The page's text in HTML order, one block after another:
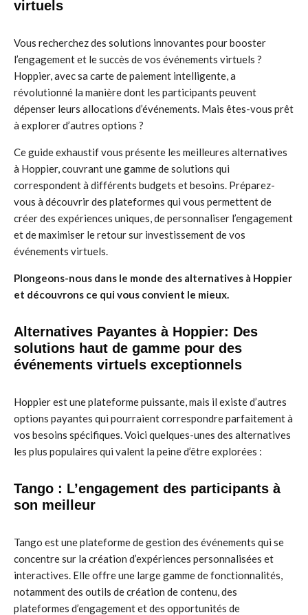
virtuels
Vous recherchez des solutions innovantes pour booster
l’engagement et le succès de vos événements virtuels ?
Hoppier, avec sa carte de paiement intelligente, a
révolutionné la manière dont les participants peuvent
dépenser leurs allocations d’événements. Mais êtes-vous prêt
à explorer d’autres options ?
Ce guide exhaustif vous présente les meilleures alternatives
à Hoppier, couvrant une gamme de solutions qui
correspondent à différents budgets et besoins. Préparez-
vous à découvrir des plateformes qui vous permettent de
créer des expériences uniques, de personnaliser l’engagement
et de maximiser le retour sur investissement de vos
événements virtuels.
Plongeons-nous dans le monde des alternatives à Hoppier
et découvrons ce qui vous convient le mieux.
Alternatives Payantes à Hoppier: Des
solutions haut de gamme pour des
événements virtuels exceptionnels
Hoppier est une plateforme puissante, mais il existe d’autres
options payantes qui pourraient correspondre parfaitement à
vos besoins spécifiques. Voici quelques-unes des alternatives
les plus populaires qui valent la peine d’être explorées :
Tango : L’engagement des participants à
son meilleur
Tango est une plateforme de gestion des événements qui se
concentre sur la création d’expériences personnalisées et
interactives. Elle offre une large gamme de fonctionnalités,
notamment des outils de création de contenu, des
plateformes d’engagement et des opportunités de